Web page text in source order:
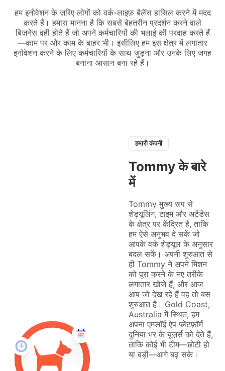
हम इनोवेशन के ज़रिए लोगों को वर्क-लाइफ़ बैलेंस हासिल करने में मदद
करते हैं। हमारा मानना है कि सबसे बेहतरीन प्रदर्शन करने वाले
बिज़नेस वही होते हैं जो अपने कर्मचारियों की भलाई की परवाह करते हैं
—काम पर और काम के बाहर भी। इसीलिए हम इस क्षेत्र में लगातार
इनोवेशन करने के लिए कर्मचारियों के साथ जुड़ना और उनके लिए जगह
बनाना आसान बना रहे हैं।
हमारी कंपनी
Tommy के बारे
में
Tommy मुख्य रूप से
शेड्यूलिंग, टाइम और अटेंडेंस
के क्षेत्र पर केंद्रित है, ताकि
हम ऐसे अनुभव दे सकें जो
आपके वर्क शेड्यूल के अनुसार
बदल सकें। अपनी शुरुआत से
ही Tommy ने अपने मिशन
को पूरा करने के नए तरीके
लगातार खोजे हैं, और आज
आप जो देख रहे हैं वह तो बस
शुरुआत है। Gold Coast,
Australia में स्थित, हम
अपना एम्प्लॉई ऐप प्लेटफ़ॉर्म
दुनिया भर के यूज़र्स को देते हैं,
ताकि कोई भी टीम—छोटी हो
या बड़ी—आगे बढ़ सके।